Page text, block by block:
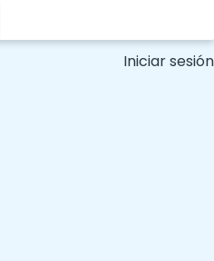
Iniciar sesión